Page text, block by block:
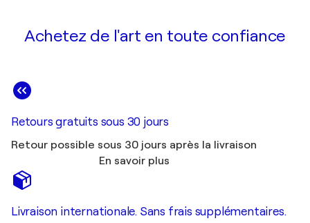
Achetez de l'art en toute confiance
Retours gratuits sous 30 jours
Retour possible sous 30 jours après la livraison
En savoir plus
Livraison internationale. Sans frais supplémentaires.